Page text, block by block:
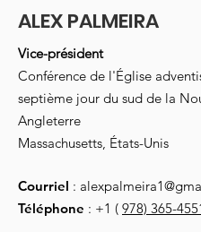
ALEX PALMEIRA
Vice-président
Conférence de l'Église
septième jour du sud de la
Angleterre
Massachusetts, États-Unis
Courriel :
Téléphone : +1 ( 978) 365-